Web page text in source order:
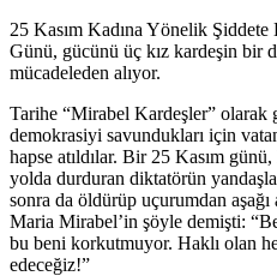
25 Kasım Kadına Yönelik Şiddete
Günü, gücünü üç kız kardeşin bir
mücadeleden alıyor.
Tarihe “Mirabel Kardeşler” olarak
demokrasiyi savundukları için
hapse atıldılar. Bir 25 Kasım
yolda durduran diktatörün
sonra da öldürüp uçurumdan
Maria Mirabel’in şöyle demişti:
bu beni korkutmuyor. Haklı olan
edeceğiz!”